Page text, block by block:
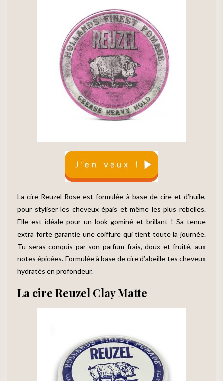
La cire Reuzel Rose est formulée à base de cire et d’huile,
pour styliser les cheveux épais et même les plus rebelles.
Elle est idéale pour un look gominé et brillant ! Sa tenue
extra forte garantie une coiffure qui tient toute la journée.
Tu seras conquis par son parfum frais, doux et fruité, aux
notes épicées. Formulée à base de cire d’abeille tes cheveux
hydratés en profondeur.
La cire Reuzel Clay Matte